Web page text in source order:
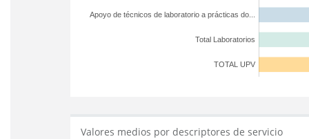
TOTAL UPV
Total Laboratorios
Apoyo de técnicos de laboratorio a prácticas do...
Valores medios por descriptores de servicio